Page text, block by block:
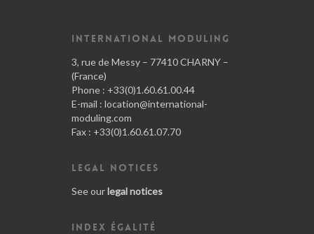
INTERNATIONAL MODULING
3, rue de Messy – 77410 CHARNY –
(France)
Phone : +33(0)1.60.61.00.44
E-mail : location@international-
moduling.com
Fax : +33(0)1.60.61.07.70
LEGAL NOTICES
See ourlegal notices
INDEX ÉGALITÉ